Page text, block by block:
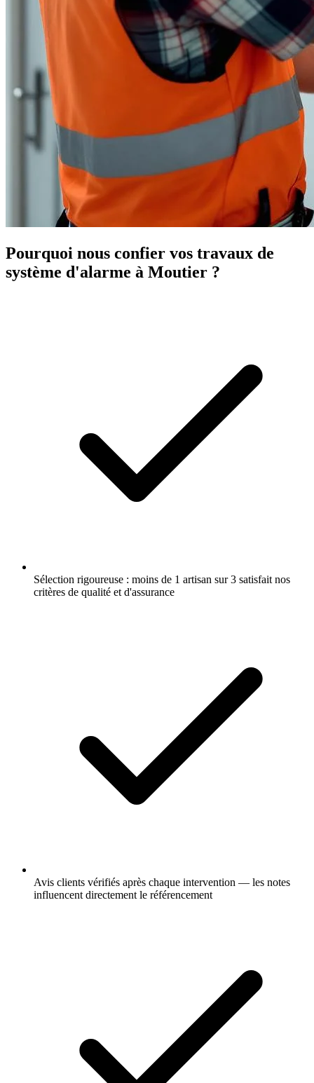
Pourquoi nous confier vos travaux de
système d'alarme à Moutier ?
Sélection rigoureuse : moins de 1 artisan sur 3 satisfait nos
critères de qualité et d'assurance
Avis clients vérifiés après chaque intervention — les notes
influencent directement le référencement